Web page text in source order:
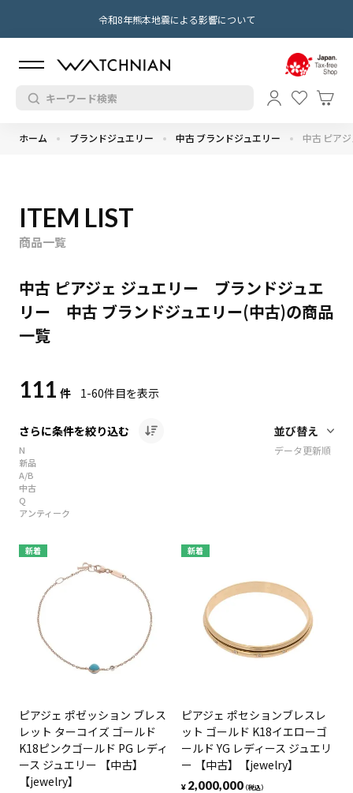
令和8年熊本地震による影響について
ホーム ブランドジュエリー 中古 ブランドジュエリー 中古 ピア
ITEM LIST
商品一覧
中古 ピアジェ ジュエリー ブランドジュエ
リー 中古 ブランドジュエリー(中古)の商品
一覧
111 件 1-60件目を表示
さらに条件を絞り込む
N
新品
A/B
中古
Q
アンティーク
データ更新順
新着
ピアジェ ポゼッション ブレス
レット ターコイズ ゴールド
K18ピンクゴールド PG レディ
ース ジュエリー 【中古】
【jewelry】
新着
ピアジェ ポセションブレスレ
ット ゴールド K18イエローゴ
ールド YG レディース ジュエリ
ー 【中古】【jewelry】
¥ 2,000,000（税込）